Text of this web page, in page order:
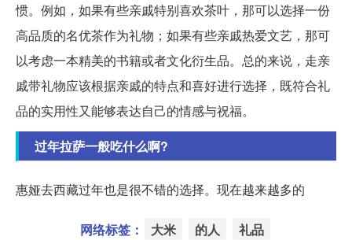
惯。例如，如果有些亲戚特别喜欢茶叶，那可以选择一份
高品质的名优茶作为礼物；如果有些亲戚热爱文艺，那可
以考虑一本精美的书籍或者文化衍生品。总的来说，走亲
戚带礼物应该根据亲戚的特点和喜好进行选择，既符合礼
品的实用性又能够表达自己的情感与祝福。
过年拉萨一般吃什么啊?
惠娅去西藏过年也是很不错的选择。现在越来越多的
网络标签： 大米 的人 礼品